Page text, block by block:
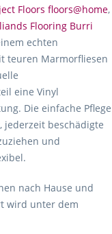
Floors floors@home,
Flooring Burri
echten
teuren Marmorfliesen
eine Vinyl
Die einfache Pflege
jederzeit beschädigte
und
nach Hause und
wird unter dem